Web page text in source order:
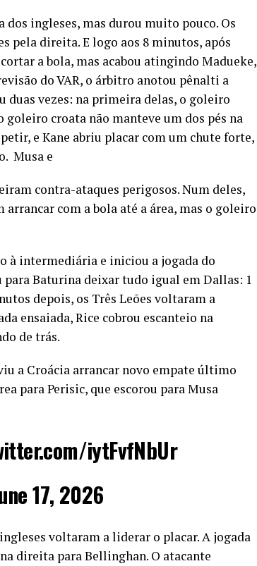
dos ingleses, mas durou muito pouco. Os
pela direita. E logo aos 8 minutos, após
a bola, mas acabou atingindo Madueke,
do VAR, o árbitro anotou pênalti a
duas vezes: na primeira delas, o goleiro
croata não manteve um dos pés na
e Kane abriu placar com um chute forte,
Musa e
contra-ataques perigosos. Num deles,
com a bola até a área, mas o goleiro
à intermediária e iniciou a jogada do
Baturina deixar tudo igual em Dallas: 1
depois, os Três Leões voltaram a
ensaiada, Rice cobrou escanteio na
de trás.
a Croácia arrancar novo empate último
para Perisic, que escorou para Musa
iytFvfNbUr
17, 2026
voltaram a liderar o placar. A jogada
direita para Bellinghan. O atacante